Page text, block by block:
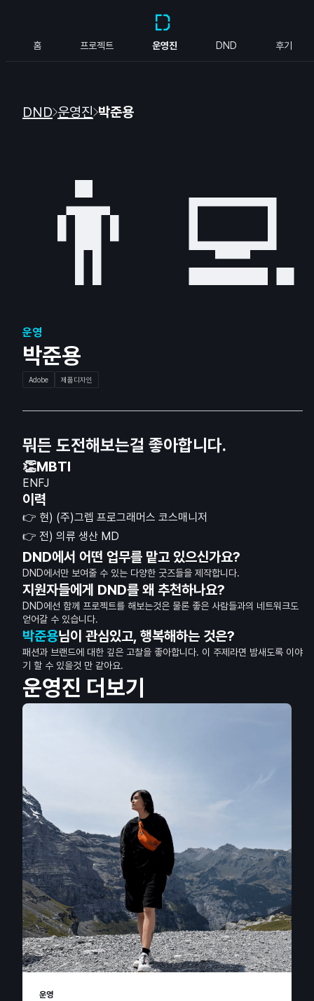
홈 프로젝트 운영진 DND 후기
DND 운영진 박준용
👨‍💻
운영
박준용
Adobe 제품디자인
뭐든 도전해보는걸 좋아합니다.
👏MBTI
ENFJ
이력
👉 현) (주)그렙 프로그래머스 코스매니저
👉 전) 의류 생산 MD
DND에서 어떤 업무를 맡고 있으신가요?
DND에서만 보여줄 수 있는 다양한 굿즈들을 제작합니다.
지원자들에게 DND를 왜 추천하나요?
DND에선 함께 프로젝트를 해보는것은 물론 좋은 사람들과의 네트워크도
얻어갈 수 있습니다.
박준용님이 관심있고, 행복해하는 것은?
패션과 브랜드에 대한 깊은 고찰을 좋아합니다. 이 주제라면 밤새도록 이야
기 할 수 있을것 만 같아요.
운영진 더보기
운영